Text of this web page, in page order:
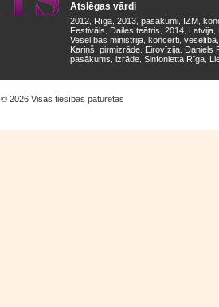
Atslēgas vārdi
2012 Rīga 2013 pasākumi IZM
Festivāls
Dailes teātris 2014 Latvija
Veselības ministrija koncerti veselība
Kariņš pirmizrāde Eirovīzija Daniels
pasākums izrāde Sinfonietta Rīga
© 2026 Visas tiesības paturētas